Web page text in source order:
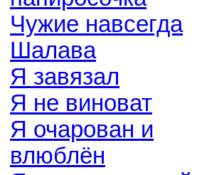
Чужие навсегда
Шалава
Я завязал
Я не виноват
Я очарован и
влюблён